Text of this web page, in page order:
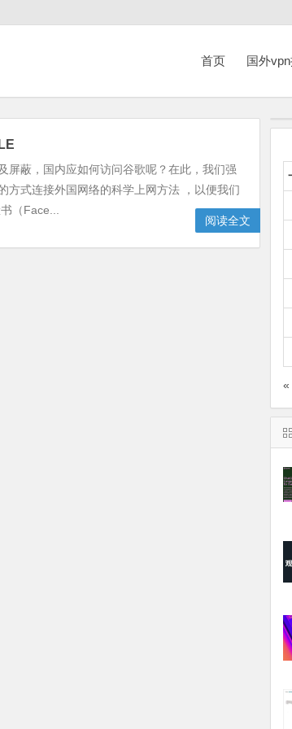
首页 国外
屏蔽，国内应如何访问谷歌呢？在此，我们强
方式连接外国网络的科学上网方法 ，以便我们
（Face...
阅读全文
«